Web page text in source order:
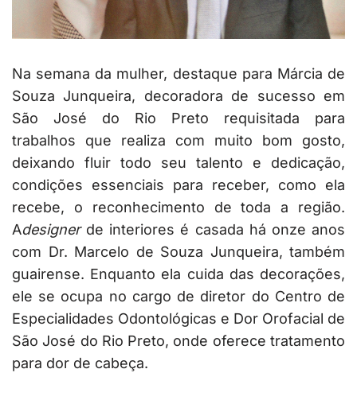
Na semana da mulher, destaque para Márcia de
Souza Junqueira, decoradora de sucesso em
São José do Rio Preto requisitada para
trabalhos que realiza com muito bom gosto,
deixando fluir todo seu talento e dedicação,
condições essenciais para receber, como ela
recebe, o reconhecimento de toda a região.
Adesigner de interiores é casada há onze anos
com Dr. Marcelo de Souza Junqueira, também
guairense. Enquanto ela cuida das decorações,
ele se ocupa no cargo de diretor do Centro de
Especialidades Odontológicas e Dor Orofacial de
São José do Rio Preto, onde oferece tratamento
para dor de cabeça.